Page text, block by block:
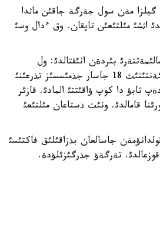
گيلزا مةن سول جةرگة جاقئن ماثدا
اثشئ مئلتئعئن تاپقان. وق ءدال وسئ
بئردةن انئقتالدئ: ول
تارباعاتاي اؤدانئ تؤعئل كةنتئنئث 18 جاسار جذمئسسئز تذرعئنئ
تابؤ دا كوپ ؤاقئتتئ المادئ. قازئر
قامالدئ. ونئث ذستاعان مئلتئعئ
جاسالعان بذزاقئلئق فاكتئسئ
تةرگةؤ جذرگئزئلؤدة.